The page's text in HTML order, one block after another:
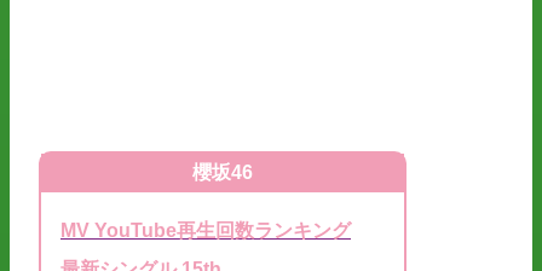
櫻坂46
MV YouTube再生回数ランキング